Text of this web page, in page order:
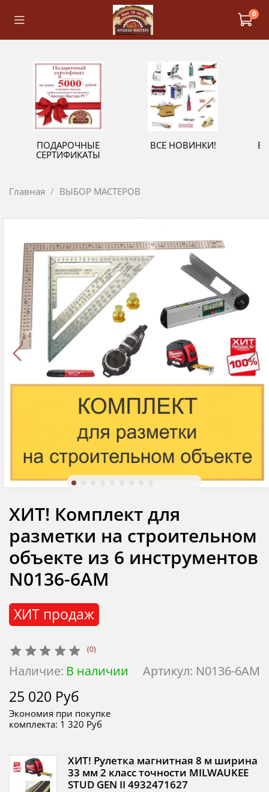
0
ПОДАРОЧНЫЕ
СЕРТИФИКАТЫ
ВСЕ НОВИНКИ!
Главная ВЫБОР МАСТЕРОВ
(0)
Артикул: N0136-6AM
Наличие: В наличии
ХИТ продаж
ХИТ! Комплект для
разметки на строительном
объекте из 6 инструментов
N0136-6AM
25 020 Руб
Экономия при покупке
комплекта: 1 320 Руб
ХИТ! Рулетка магнитная 8 м ширина
33 мм 2 класс точности MILWAUKEE
STUD GEN II 4932471627